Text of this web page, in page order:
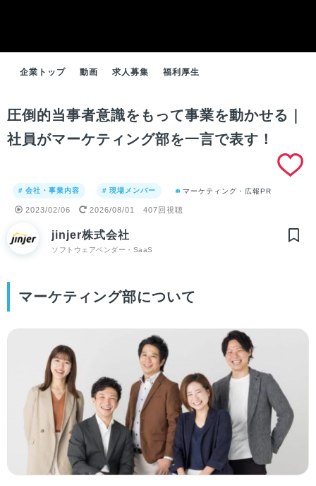
企業トップ 動画 求人募集 福利厚生
圧倒的当事者意識をもって事業を動かせる｜
社員がマーケティング部を一言で表す！
# 会社・事業内容 # 現場メンバー マーケティング・広報PR
2023/02/06 2026/08/01 407回視聴
jinjer株式会社
ソフトウェアベンダー・SaaS
マーケティング部について